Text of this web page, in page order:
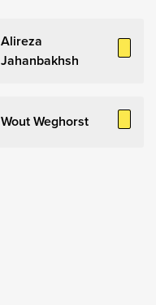
Alireza
Jahanbakhsh
Wout Weghorst